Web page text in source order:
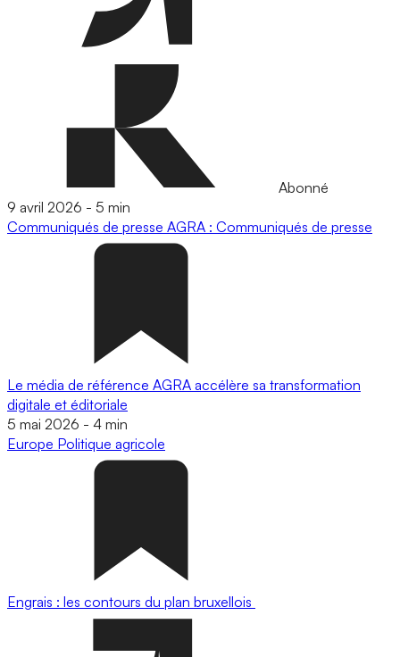
Abonné
9 avril 2026 - 5 min
Communiqués de presse AGRA : Communiqués de presse
Le média de référence AGRA accélère sa transformation
digitale et éditoriale
5 mai 2026 - 4 min
Europe Politique agricole
Engrais : les contours du plan bruxellois